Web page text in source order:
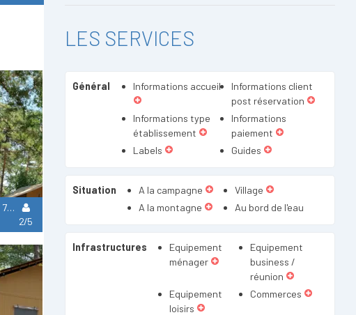
Cotton Lodge N° 69, 71, 72, 75,
2/5
LES SERVICES
Général Informations accueil
Informations client
post réservation
Informations type
établissement
Informations
paiement
Labels
Guides
Situation A la campagne
Village
A la montagne
Au bord de l'eau
Infrastructures
Equipement
ménager
Equipement
business /
réunion
Equipement
loisirs
Commerces